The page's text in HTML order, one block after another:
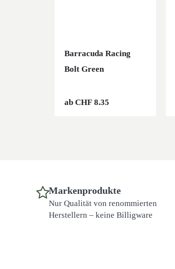
Barracuda Racing
Bolt Green
ab CHF 8.35
Markenprodukte
Nur Qualität von renommierten
Herstellern – keine Billigware